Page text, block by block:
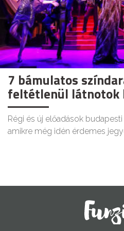
7 bámulatos
feltétlenül látnotok
Régi és új előadások
amikre még idén érdemes